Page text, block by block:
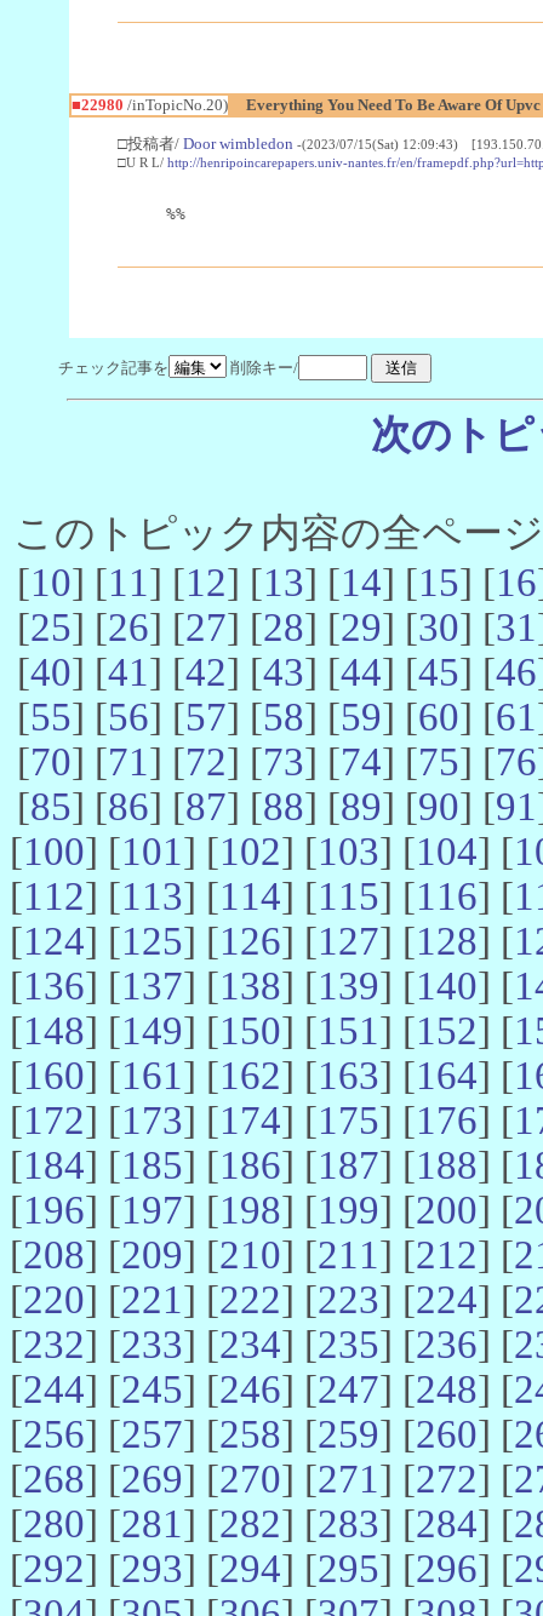
■22980 /inTopicNo.20) Everything You Need To Be Aware Of
□投稿者/ Door wimbledon -(2023/07/15(Sat) 12:09:43)
□U R L/ http://henripoincarepapers.univ-nantes.fr/en/
%%
チェック記事を 削除キー/
次のト
このトピック内容の全ペー
[10] [11] [12] [13] [14] [15] [16
[25] [26] [27] [28] [29] [30] [31
[40] [41] [42] [43] [44] [45] [46
[55] [56] [57] [58] [59] [60] [61
[70] [71] [72] [73] [74] [75] [76
[85] [86] [87] [88] [89] [90] [91
[100] [101] [102] [103] [104] [
[112] [113] [114] [115] [116] [
[124] [125] [126] [127] [128] [
[136] [137] [138] [139] [140] [
[148] [149] [150] [151] [152] [
[160] [161] [162] [163] [164] [
[172] [173] [174] [175] [176] [
[184] [185] [186] [187] [188] [
[196] [197] [198] [199] [200] [
[208] [209] [210] [211] [212] [
[220] [221] [222] [223] [224] [
[232] [233] [234] [235] [236] [
[244] [245] [246] [247] [248] [
[256] [257] [258] [259] [260] [
[268] [269] [270] [271] [272] [
[280] [281] [282] [283] [284] [
[292] [293] [294] [295] [296] [